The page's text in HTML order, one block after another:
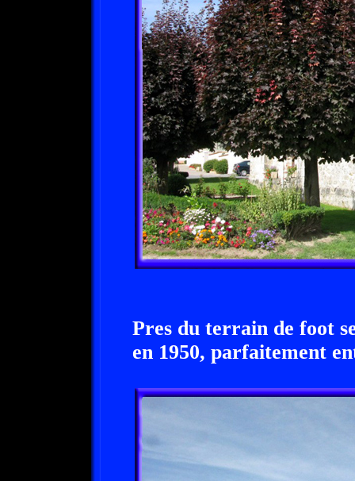
Pres du terrain de foot
en 1950, parfaitement